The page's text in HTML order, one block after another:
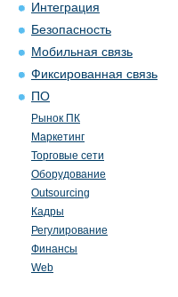
Интеграция
Безопасность
Мобильная связь
Фиксированная связь
ПО
Рынок ПК
Маркетинг
Торговые сети
Оборудование
Outsourcing
Кадры
Регулирование
Финансы
Web